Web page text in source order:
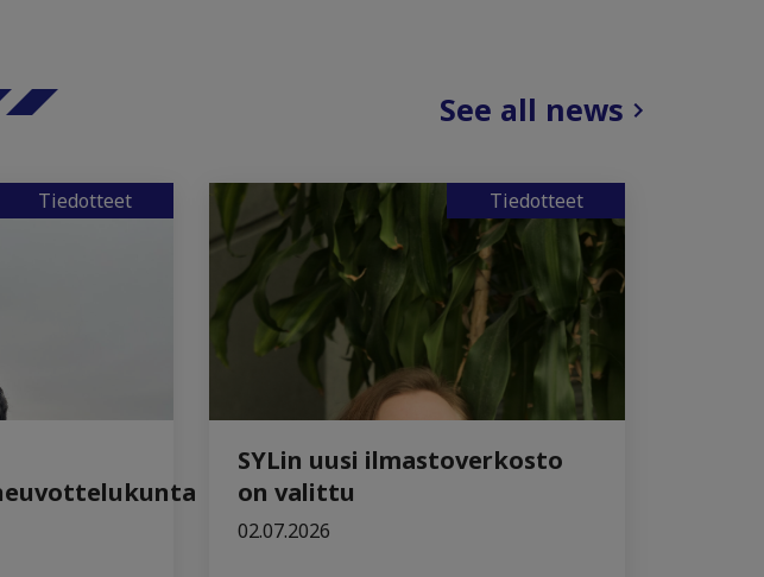
See all news
Tiedotteet Tiedotteet
SYLin uusi ilmastoverkosto
on valittu
02.07.2026